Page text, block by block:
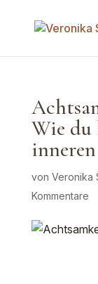
Wie du
von Veronika
Kommentare